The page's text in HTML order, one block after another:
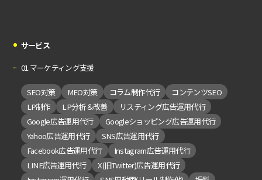
サービス
01.マーケティング支援
SEO対策 MEO対策 コラム制作代行
コンテンツSEO
LP制作
LP分析＆改善
リスティング広告運用代行
Google広告運用代行
Googleショッピング広告運用代行
Yahoo広告運用代行
SNS広告運用代行
Facebook広告運用代行
Instagram広告運用代行
LINE広告運用代行
X(旧Twitter)広告運用代行